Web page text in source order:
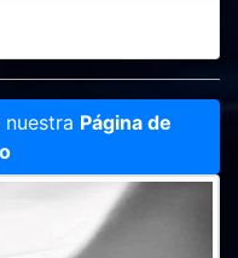
Página de